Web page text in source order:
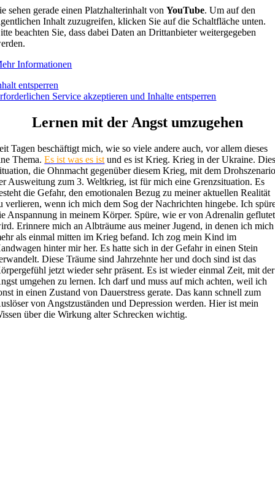
sehen gerade einen Platzhalterinhalt vonYouTube. Um auf den
Inhalt zuzugreifen, klicken Sie auf die Schaltfläche unten.
beachten Sie, dass dabei Daten an Drittanbieter weitergegeben
Informationen
entsperren
Service akzeptieren und Inhalte entsperren
Lernen mit der Angst umzugehen
Tagen beschäftigt mich, wie so viele andere auch, vor allem dieses
Thema.Es ist was es ist und es ist Krieg. Krieg in der Ukraine.
die Ohnmacht gegenüber diesem Krieg, mit dem
Ausweitung zum 3. Weltkrieg, ist für mich eine Grenzsituation. Es
die Gefahr, den emotionalen Bezug zu meiner aktuellen Realität
verlieren, wenn ich mich dem Sog der Nachrichten hingebe. Ich
Anspannung in meinem Körper. Spüre, wie er von Adrenalin geflutet
Erinnere mich an Albträume aus meiner Jugend, in denen ich mich
als einmal mitten im Krieg befand. Ich zog mein Kind im
hinter mir her. Es hatte sich in der Gefahr in einen Stein
Diese Träume sind Jahrzehnte her und doch sind ist das
jetzt wieder sehr präsent. Es ist wieder einmal Zeit, mit der
umgehen zu lernen. Ich darf und muss auf mich achten, weil ich
in einen Zustand von Dauerstress gerate. Das kann schnell zum
von Angstzuständen und Depression werden. Hier ist mein
über die Wirkung alter Schrecken wichtig.